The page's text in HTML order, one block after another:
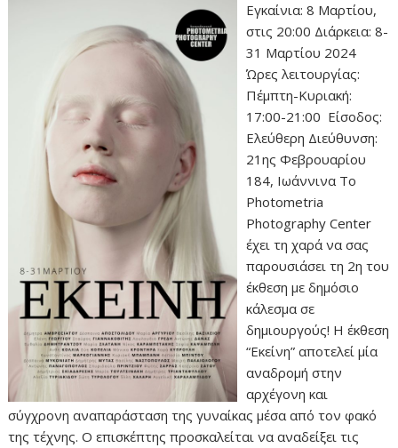
Εγκαίνια: 8 Μαρτίου,
στις 20:00 Διάρκεια: 8-
31 Μαρτίου 2024
Ώρες λειτουργίας:
Πέμπτη-Κυριακή:
17:00-21:00 Είσοδος:
Ελεύθερη Διεύθυνση:
21ης Φεβρουαρίου
184, Ιωάννινα Το
Photometria
Photography Center
έχει τη χαρά να σας
παρουσιάσει τη 2η του
έκθεση με δημόσιο
κάλεσμα σε
δημιουργούς! Η έκθεση
“Εκείνη” αποτελεί μία
αναδρομή στην
αρχέγονη και
σύγχρονη αναπαράσταση της γυναίκας μέσα από τον φακό
της τέχνης. Ο επισκέπτης προσκαλείται να αναδείξει τις